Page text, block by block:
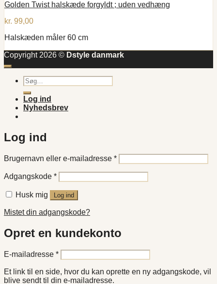
Golden Twist halskæde forgyldt ; uden vedhæng
kr. 99,00
Halskæden måler 60 cm
Copyright 2026 © Dstyle danmark
Søg
efter:
Log ind
Nyhedsbrev
Log ind
Brugernavn eller e-mailadresse *Påkrævet
Adgangskode *Påkrævet
Husk mig Log ind
Mistet din adgangskode?
Opret en kundekonto
E-mailadresse *Påkrævet
Et link til en side, hvor du kan oprette en ny adgangskode, vil
blive sendt til din e-mailadresse.